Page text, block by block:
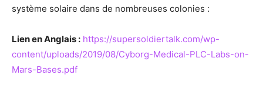
système solaire dans de nombreuses colonies :
Lien en Anglais : https://supersoldiertalk.com/wp-
content/uploads/2019/08/Cyborg-Medical-PLC-Labs-on-
Mars-Bases.pdf